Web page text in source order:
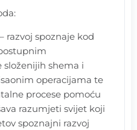
– razvoj spoznaje kod
složenijih shema i
operacijama te
procese pomoću
razumjeti svijet koji
spoznajni razvoj